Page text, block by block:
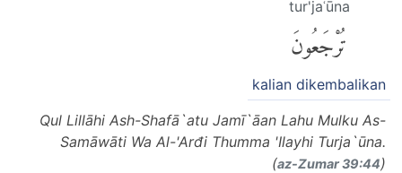
tur'jaʿūna
تُرْجَعُونَ
kalian dikembalikan
Qul Lillāhi Ash-Shafā`atu Jamī`āan Lahu Mulku As-
Samāwāti Wa Al-'Arđi Thumma 'Ilayhi Turja`ūna.
(az-Zumar 39:44)